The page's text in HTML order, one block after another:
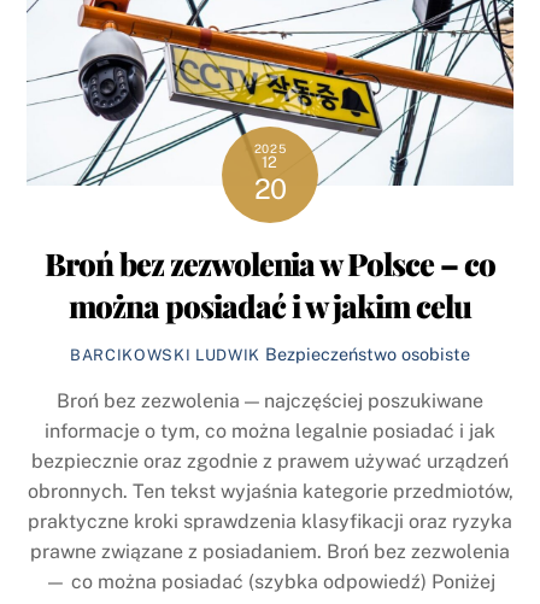
2025
12
20
Broń bez zezwolenia w Polsce – co
można posiadać i w jakim celu
BARCIKOWSKI LUDWIK Bezpieczeństwo osobiste
Broń bez zezwolenia — najczęściej poszukiwane
informacje o tym, co można legalnie posiadać i jak
bezpiecznie oraz zgodnie z prawem używać urządzeń
obronnych. Ten tekst wyjaśnia kategorie przedmiotów,
praktyczne kroki sprawdzenia klasyfikacji oraz ryzyka
prawne związane z posiadaniem. Broń bez zezwolenia
— co można posiadać (szybka odpowiedź) Poniżej